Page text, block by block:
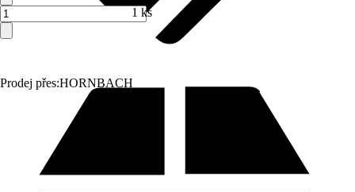
Prodej přes:HORNBACH
1 ks